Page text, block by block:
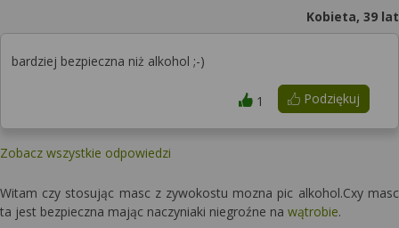
Kobieta, 39 lat
bardziej bezpieczna niż alkohol ;-)
Podziękuj
1
Zobacz wszystkie odpowiedzi
Witam czy stosując masc z zywokostu mozna pic alkohol.Cxy masc
ta jest bezpieczna mając naczyniaki niegroźne na wątrobie.